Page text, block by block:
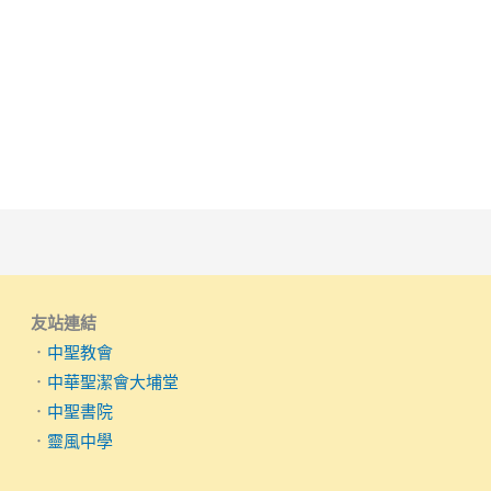
友站連結
． 中聖教會
． 中華聖潔會大埔堂
． 中聖書院
． 靈風中學